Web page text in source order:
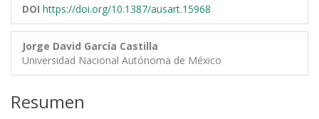
DOI https://doi.org/10.1387/ausart.15968
Jorge David García Castilla
Universidad Nacional Autónoma de México
Resumen